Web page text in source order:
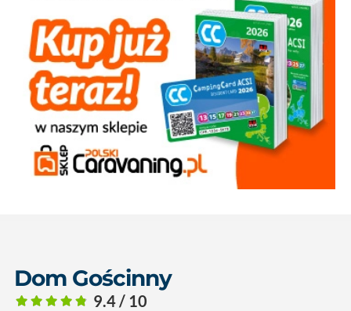
Dom Gościnny
9.4 / 10